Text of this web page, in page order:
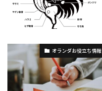
オランダお役立ち情報